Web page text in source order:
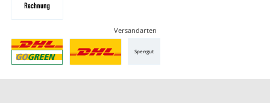
Versandarten
Sperrgut